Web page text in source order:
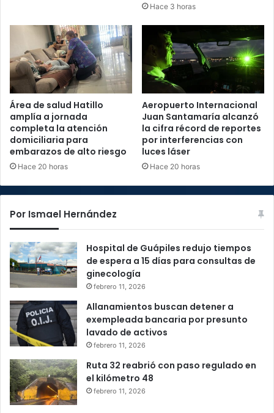
Hace 3 horas
Área de salud Hatillo
amplía a jornada
completa la atención
domiciliaria para
embarazos de alto riesgo
Hace 20 horas
Aeropuerto Internacional
Juan Santamaría alcanzó
la cifra récord de reportes
por interferencias con
luces láser
Hace 20 horas
Por Ismael Hernández
Hospital de Guápiles redujo tiempos
de espera a 15 días para consultas de
ginecología
febrero 11, 2026
Allanamientos buscan detener a
exempleada bancaria por presunto
lavado de activos
febrero 11, 2026
Ruta 32 reabrió con paso regulado en
el kilómetro 48
febrero 11, 2026